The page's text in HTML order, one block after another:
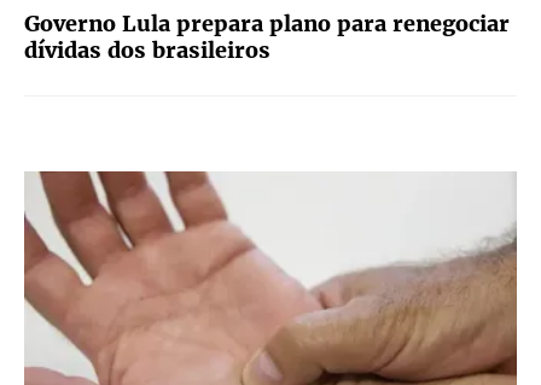
Governo Lula prepara plano para renegociar
dívidas dos brasileiros